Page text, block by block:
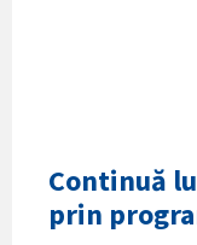
Continuă
prin